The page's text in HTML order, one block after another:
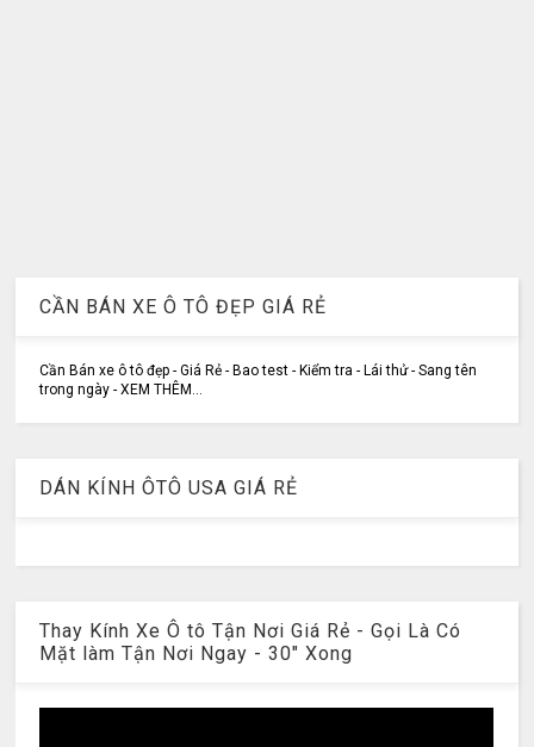
CẦN BÁN XE Ô TÔ ĐẸP GIÁ RẺ
Cần Bán xe ô tô đẹp - Giá Rẻ - Bao test - Kiểm tra - Lái thử - Sang tên
trong ngày - XEM THÊM...
DÁN KÍNH ÔTÔ USA GIÁ RẺ
Thay Kính Xe Ô tô Tận Nơi Giá Rẻ - Gọi Là Có
Mặt làm Tận Nơi Ngay - 30" Xong